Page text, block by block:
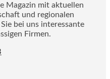
Magazin mit aktuellen
und regionalen
bei uns interessante
Firmen.